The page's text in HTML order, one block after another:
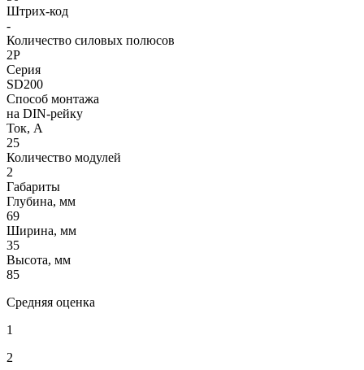
Штрих-код
-
Количество силовых полюсов
2P
Серия
SD200
Способ монтажа
на DIN-рейку
Ток, А
25
Количество модулей
2
Габариты
Глубина, мм
69
Ширина, мм
35
Высота, мм
85
Средняя оценка
1
2